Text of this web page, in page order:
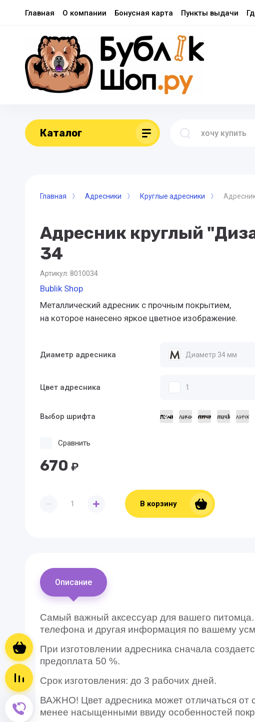
Корзина
Сравнение
Обратный звонок
Главная О компании Бонусная карта Пункты выдачи
Каталог
Главная Адресники Круглые адресники
Адресник круглый
34
Артикул: 8010034
Bublik Shop
Металлический адресник с прочным покрытием,
на которое нанесено яркое цветное изображение.
Диаметр адресника Диаметр 34 мм
Цвет адресника 1
Выбор шрифта
670 ₽
Сравнить
В корзину
Описание
Самый важный аксессуар для вашего
телефона и другая информация по вашему
При изготовлении адресника сначала
предоплата 50 %.
Срок изготовления: до 3 рабочих дней.
ВАЖНО! Цвет адресника может отличаться от
менее насыщенными ввиду особенностей